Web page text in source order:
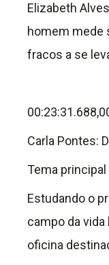
Elizabeth
homem mede
fracos a se
Carla Pontes:
Tema principal
Estudando o
campo da
oficina